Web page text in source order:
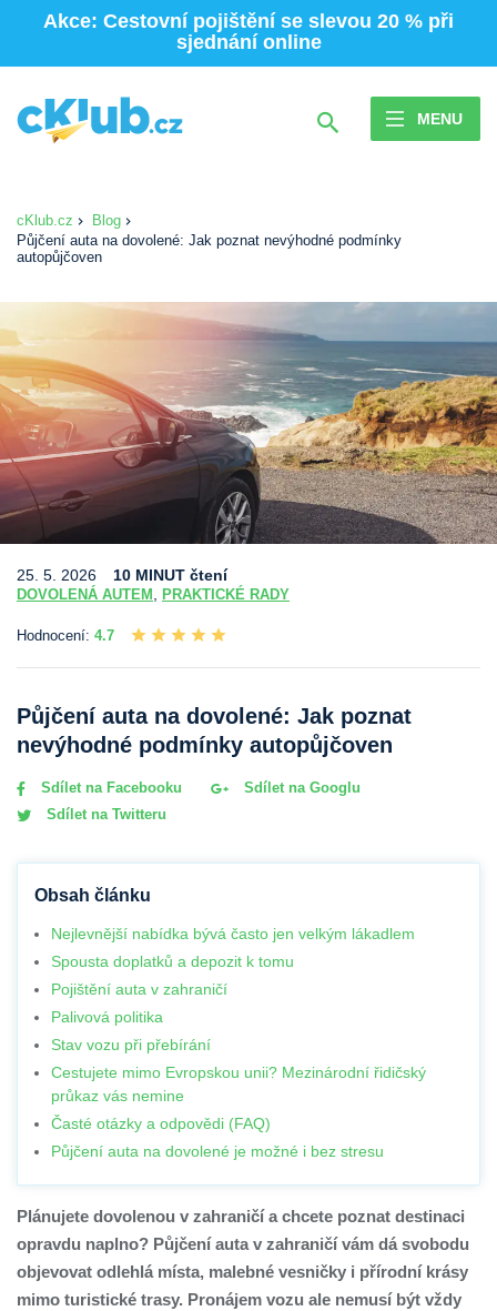
Akce: Cestovní pojištění se slevou 20 % při
sjednání online
MENU
cKlub.cz
Blog
Půjčení auta na dovolené: Jak poznat nevýhodné podmínky
autopůjčoven
25. 5. 2026 10 MINUT čtení
DOVOLENÁ AUTEM PRAKTICKÉ RADY
Hodnocení: 4.7
Půjčení auta na dovolené: Jak poznat
nevýhodné podmínky autopůjčoven
Sdílet na Facebooku
Sdílet na Googlu
Sdílet na Twitteru
Obsah článku
Nejlevnější nabídka bývá často jen velkým lákadlem
Spousta doplatků a depozit k tomu
Pojištění auta v zahraničí
Palivová politika
Stav vozu při přebírání
Cestujete mimo Evropskou unii? Mezinárodní řidičský
průkaz vás nemine
Časté otázky a odpovědi (FAQ)
Půjčení auta na dovolené je možné i bez stresu
Plánujete dovolenou v zahraničí a chcete poznat destinaci
opravdu naplno? Půjčení auta v zahraničí vám dá svobodu
objevovat odlehlá místa, malebné vesničky i přírodní krásy
mimo turistické trasy. Pronájem vozu ale nemusí být vždy